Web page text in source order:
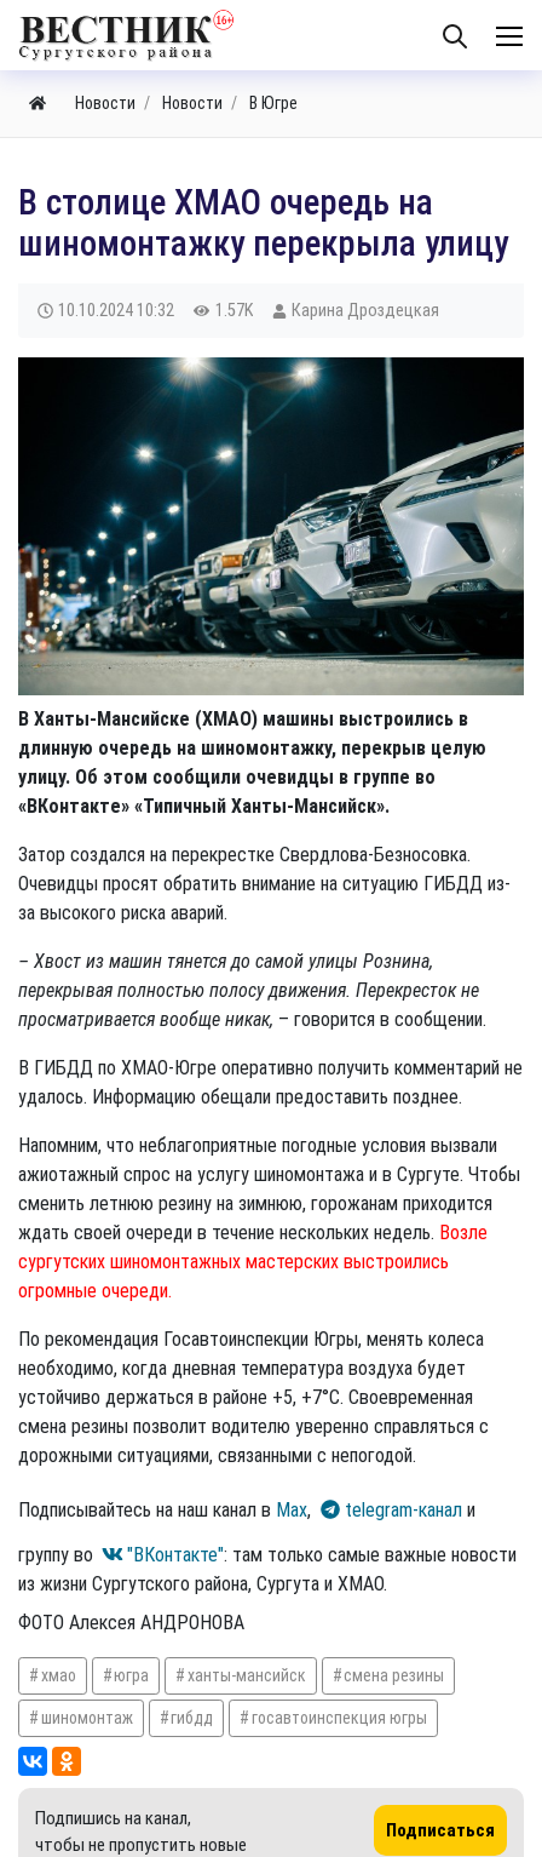
Новости Новости В Югре
В столице ХМАО очередь на
шиномонтажку перекрыла улицу
10.10.2024 10:32 1.57K Карина Дроздецкая
В Ханты-Мансийске (ХМАО) машины выстроились в
длинную очередь на шиномонтажку, перекрыв целую
улицу. Об этом сообщили очевидцы в группе во
«ВКонтакте» «Типичный Ханты-Мансийск».
Затор создался на перекрестке Свердлова-Безносовка.
Очевидцы просят обратить внимание на ситуацию ГИБДД из-
за высокого риска аварий.
– Хвост из машин тянется до самой улицы Рознина,
перекрывая полностью полосу движения. Перекресток не
просматривается вообще никак, – говорится в сообщении.
В ГИБДД по ХМАО-Югре оперативно получить комментарий не
удалось. Информацию обещали предоставить позднее.
Напомним, что неблагоприятные погодные условия вызвали
ажиотажный спрос на услугу шиномонтажа и в Сургуте. Чтобы
сменить летнюю резину на зимнюю, горожанам приходится
ждать своей очереди в течение нескольких недель. Возле
сургутских шиномонтажных мастерских выстроились
огромные очереди.
По рекомендация Госавтоинспекции Югры, менять колеса
необходимо, когда дневная температура воздуха будет
устойчиво держаться в районе +5, +7°C. Своевременная
смена резины позволит водителю уверенно справляться с
дорожными ситуациями, связанными с непогодой.
Подписывайтесь на наш канал в Max, telegram-канал и
группу во
"ВКонтакте": там только самые важные новости
из жизни Сургутского района, Сургута и ХМАО.
ФОТО Алексея АНДРОНОВА
хмао югра ханты-мансийск смена резины
шиномонтаж гибдд госавтоинспекция югры
Подпишись на канал,
чтобы не пропустить новые
Подписаться